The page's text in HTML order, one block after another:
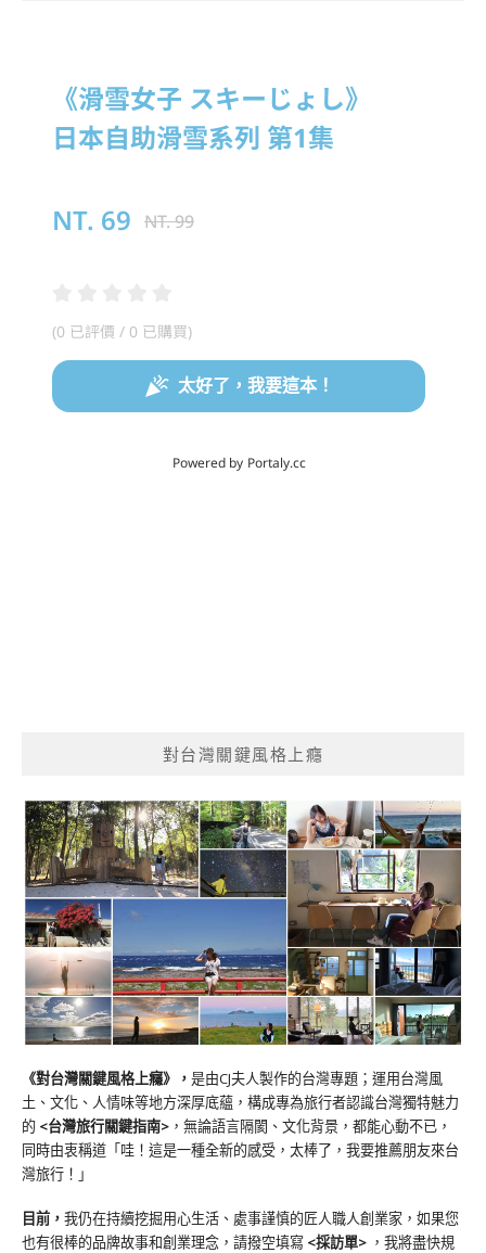
對台灣關鍵風格上癮
《對台灣關鍵風格上癮》 ， 是由CJ夫人製作的台灣專題；運用台灣風
土、文化、人情味等地方深厚底蘊，構成專為旅行者認識台灣獨特魅力
的 <台灣旅行關鍵指南> ，無論語言隔閡、文化背景，都能心動不已，
同時由衷稱道「哇！這是一種全新的感受，太棒了，我要推薦朋友來台
灣旅行！」
目前， 我仍在持續挖掘用心生活、處事謹慎的匠人職人創業家，如果您
也有很棒的品牌故事和創業理念，請撥空填寫 <採訪單> ，我將盡快規